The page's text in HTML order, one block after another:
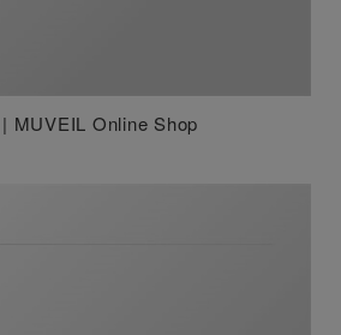
MUVEIL Online Shop